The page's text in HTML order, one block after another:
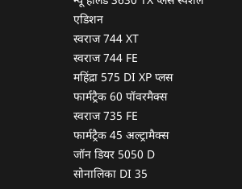
एडिशन
स्वराज 744 XT
स्वराज 744 FE
महिंद्रा 575 DI XP प्लस
फार्मट्रैक 60 पॉवरमैक्स
स्वराज 735 FE
फार्मट्रैक 45 अल्ट्रामैक्स
जॉन डियर 5050 D
सोनालिका DI 35